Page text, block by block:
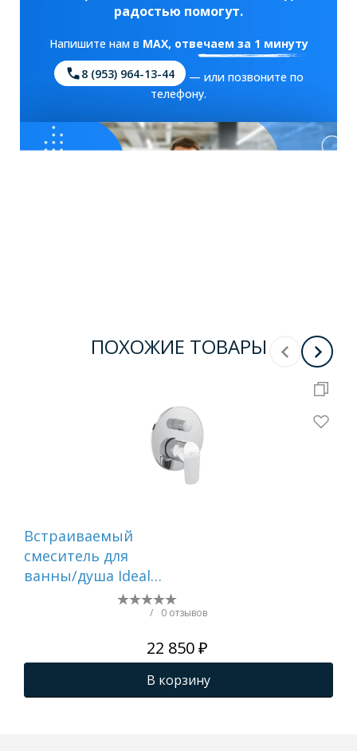
радостью помогут.
Напишите нам в MAX, отвечаем за 1 минуту
8 (953) 964-13-44
— или позвоните по
телефону.
ПОХОЖИЕ ТОВАРЫ
Встраиваемый
смеситель для
ванны/душа Ideal
Standard Ceraflex,
/ 0 отзывов
22 850 ₽
В корзину